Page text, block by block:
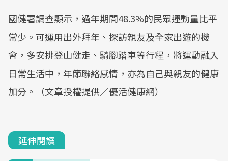
國健署調查顯示，過年期間48.3%的民眾運動量比平
常少。可運用出外拜年、探訪親友及全家出遊的機
會，多安排登山健走、騎腳踏車等行程，將運動融入
日常生活中，年節聯絡感情，亦為自己與親友的健康
加分。（文章授權提供／優活健康網）
延伸閱讀